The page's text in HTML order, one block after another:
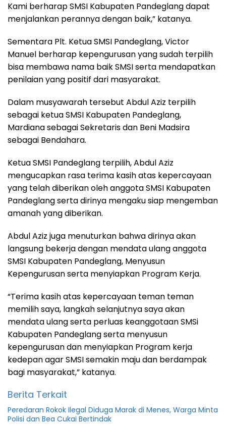
Kami berharap SMSI Kabupaten Pandeglang dapat
menjalankan perannya dengan baik,” katanya.
Sementara Plt. Ketua SMSI Pandeglang, Victor
Manuel berharap kepengurusan yang sudah terpilih
bisa membawa nama baik SMSI serta mendapatkan
penilaian yang positif dari masyarakat.
Dalam musyawarah tersebut Abdul Aziz terpilih
sebagai ketua SMSI Kabupaten Pandeglang,
Mardiana sebagai Sekretaris dan Beni Madsira
sebagai Bendahara.
Ketua SMSI Pandeglang terpilih, Abdul Aziz
mengucapkan rasa terima kasih atas kepercayaan
yang telah diberikan oleh anggota SMSI Kabupaten
Pandeglang serta dirinya mengaku siap mengemban
amanah yang diberikan.
Abdul Aziz juga menuturkan bahwa dirinya akan
langsung bekerja dengan mendata ulang anggota
SMSI Kabupaten Pandeglang, Menyusun
Kepengurusan serta menyiapkan Program Kerja.
“Terima kasih atas kepercayaan teman teman
memilih saya, langkah selanjutnya saya akan
mendata ulang serta perluas keanggotaan SMSi
Kabupaten Pandeglang serta menyusun
kepengurusan dan menyiapkan Program kerja
kedepan agar SMSI semakin maju dan berdampak
bagi masyarakat,” katanya.
Berita Terkait
Peredaran Rokok Ilegal Diduga Marak di Menes, Warga Minta
Polisi dan Bea Cukai Bertindak